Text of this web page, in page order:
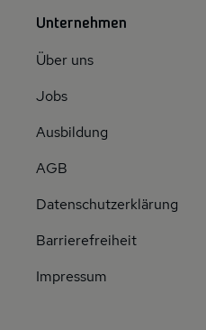
Unternehmen
Über uns
Jobs
Ausbildung
AGB
Datenschutzerklärung
Barrierefreiheit
Impressum